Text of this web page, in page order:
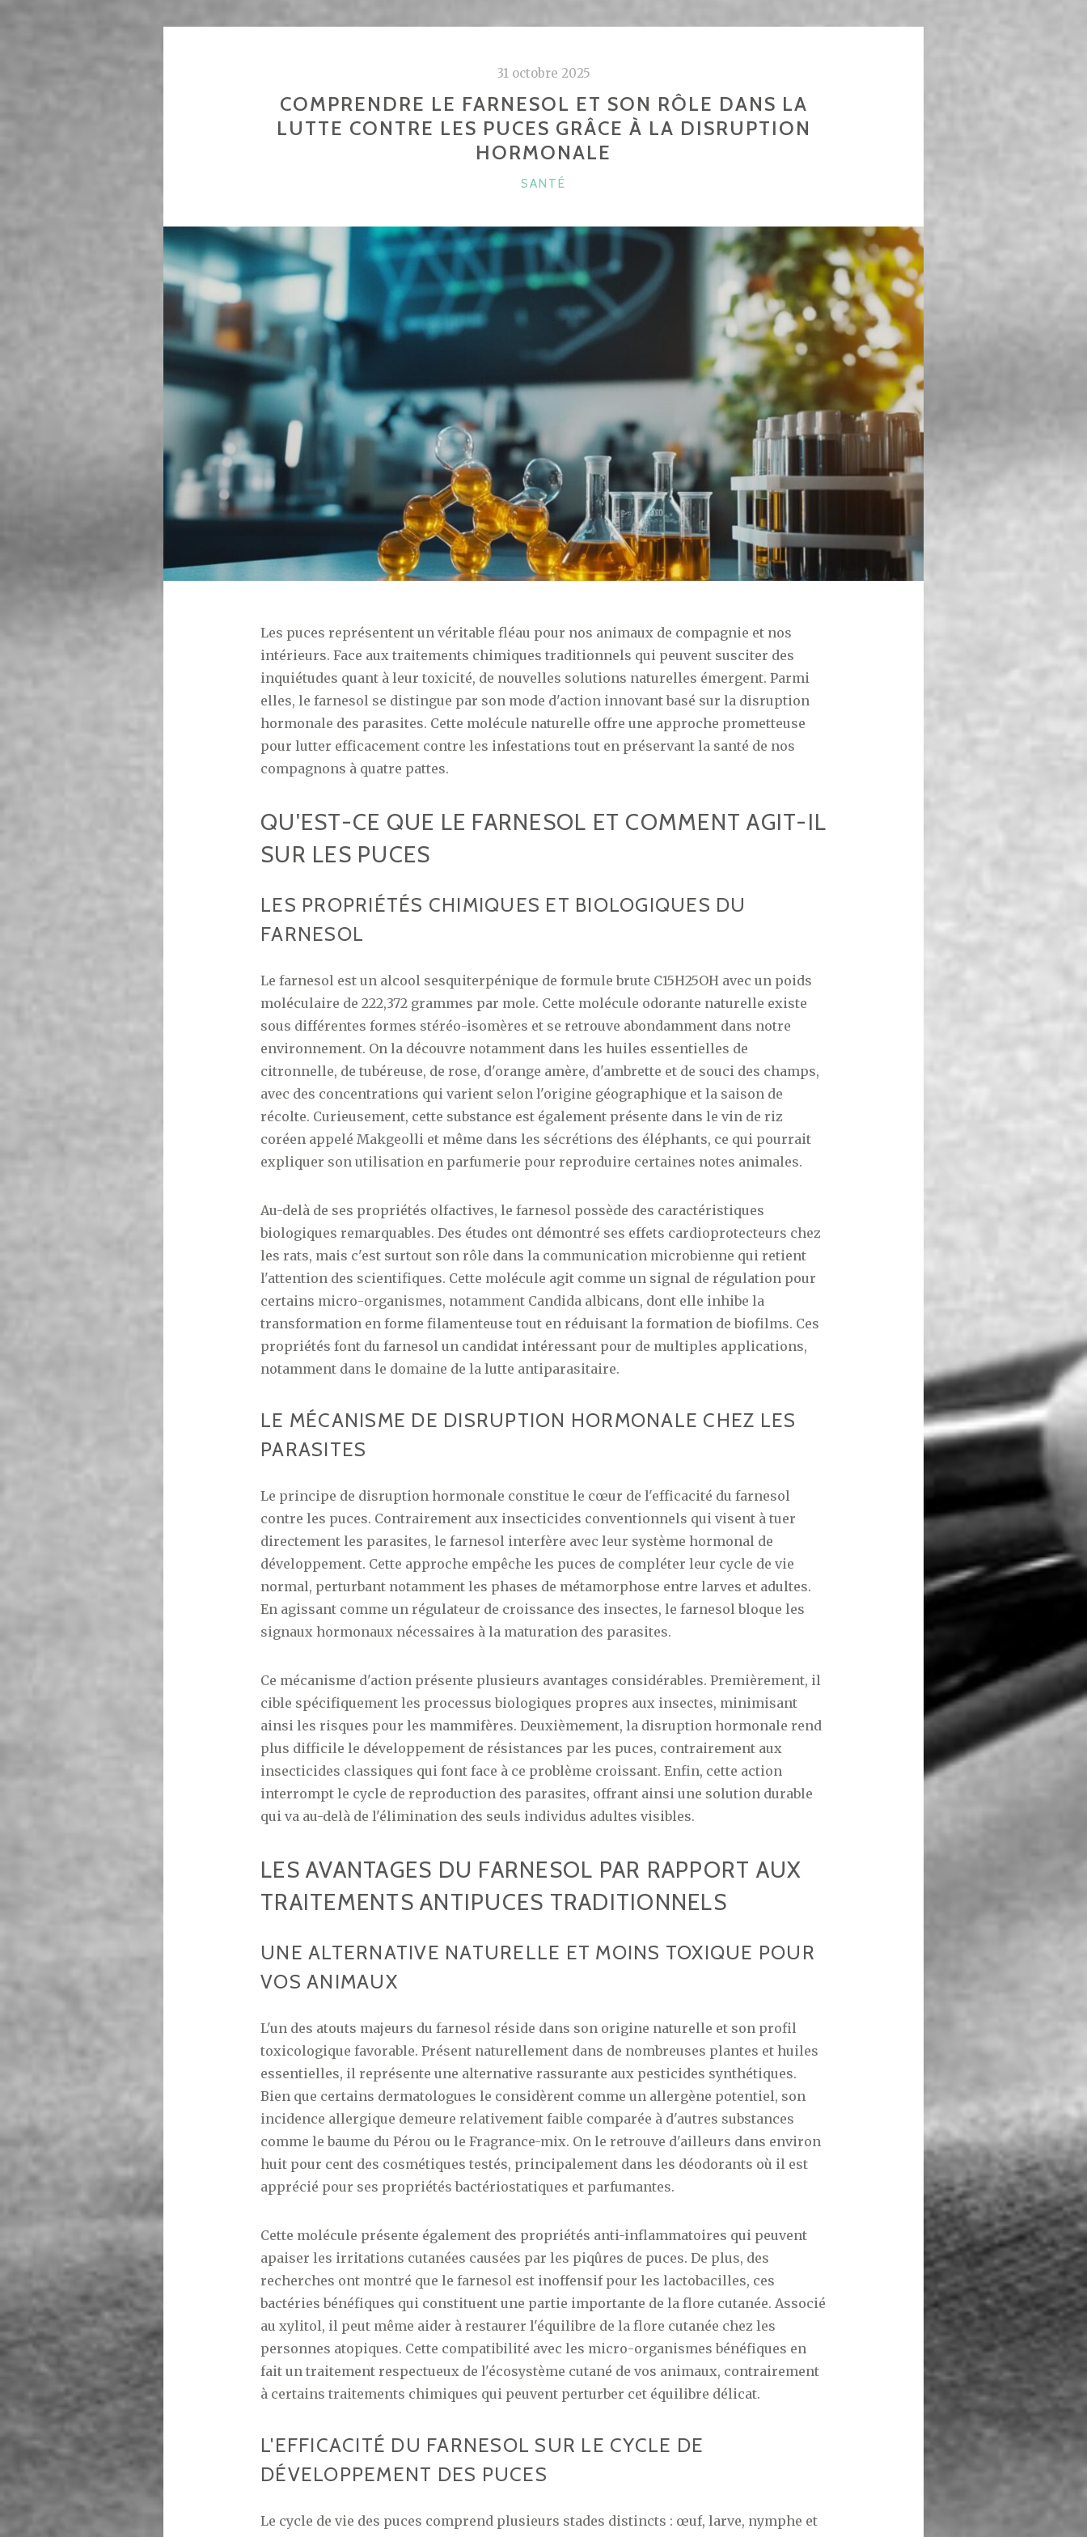
31 octobre 2025
COMPRENDRE LE FARNESOL ET SON RÔLE DANS LA
LUTTE CONTRE LES PUCES GRÂCE À LA DISRUPTION
HORMONALE
CATÉGORIES
SANTÉ
Les puces représentent un véritable fléau pour nos animaux de compagnie et nos
intérieurs. Face aux traitements chimiques traditionnels qui peuvent susciter des
inquiétudes quant à leur toxicité, de nouvelles solutions naturelles émergent. Parmi
elles, le farnesol se distingue par son mode d'action innovant basé sur la disruption
hormonale des parasites. Cette molécule naturelle offre une approche prometteuse
pour lutter efficacement contre les infestations tout en préservant la santé de nos
compagnons à quatre pattes.
QU'EST-CE QUE LE FARNESOL ET COMMENT AGIT-IL
SUR LES PUCES
LES PROPRIÉTÉS CHIMIQUES ET BIOLOGIQUES DU
FARNESOL
Le farnesol est un alcool sesquiterpénique de formule brute C15H25OH avec un poids
moléculaire de 222,372 grammes par mole. Cette molécule odorante naturelle existe
sous différentes formes stéréo-isomères et se retrouve abondamment dans notre
environnement. On la découvre notamment dans les huiles essentielles de
citronnelle, de tubéreuse, de rose, d'orange amère, d'ambrette et de souci des champs,
avec des concentrations qui varient selon l'origine géographique et la saison de
récolte. Curieusement, cette substance est également présente dans le vin de riz
coréen appelé Makgeolli et même dans les sécrétions des éléphants, ce qui pourrait
expliquer son utilisation en parfumerie pour reproduire certaines notes animales.
Au-delà de ses propriétés olfactives, le farnesol possède des caractéristiques
biologiques remarquables. Des études ont démontré ses effets cardioprotecteurs chez
les rats, mais c'est surtout son rôle dans la communication microbienne qui retient
l'attention des scientifiques. Cette molécule agit comme un signal de régulation pour
certains micro-organismes, notamment Candida albicans, dont elle inhibe la
transformation en forme filamenteuse tout en réduisant la formation de biofilms. Ces
propriétés font du farnesol un candidat intéressant pour de multiples applications,
notamment dans le domaine de la lutte antiparasitaire.
LE MÉCANISME DE DISRUPTION HORMONALE CHEZ LES
PARASITES
Le principe de disruption hormonale constitue le cœur de l'efficacité du farnesol
contre les puces. Contrairement aux insecticides conventionnels qui visent à tuer
directement les parasites, le farnesol interfère avec leur système hormonal de
développement. Cette approche empêche les puces de compléter leur cycle de vie
normal, perturbant notamment les phases de métamorphose entre larves et adultes.
En agissant comme un régulateur de croissance des insectes, le farnesol bloque les
signaux hormonaux nécessaires à la maturation des parasites.
Ce mécanisme d'action présente plusieurs avantages considérables. Premièrement, il
cible spécifiquement les processus biologiques propres aux insectes, minimisant
ainsi les risques pour les mammifères. Deuxièmement, la disruption hormonale rend
plus difficile le développement de résistances par les puces, contrairement aux
insecticides classiques qui font face à ce problème croissant. Enfin, cette action
interrompt le cycle de reproduction des parasites, offrant ainsi une solution durable
qui va au-delà de l'élimination des seuls individus adultes visibles.
LES AVANTAGES DU FARNESOL PAR RAPPORT AUX
TRAITEMENTS ANTIPUCES TRADITIONNELS
UNE ALTERNATIVE NATURELLE ET MOINS TOXIQUE POUR
VOS ANIMAUX
L'un des atouts majeurs du farnesol réside dans son origine naturelle et son profil
toxicologique favorable. Présent naturellement dans de nombreuses plantes et huiles
essentielles, il représente une alternative rassurante aux pesticides synthétiques.
Bien que certains dermatologues le considèrent comme un allergène potentiel, son
incidence allergique demeure relativement faible comparée à d'autres substances
comme le baume du Pérou ou le Fragrance-mix. On le retrouve d'ailleurs dans environ
huit pour cent des cosmétiques testés, principalement dans les déodorants où il est
apprécié pour ses propriétés bactériostatiques et parfumantes.
Cette molécule présente également des propriétés anti-inflammatoires qui peuvent
apaiser les irritations cutanées causées par les piqûres de puces. De plus, des
recherches ont montré que le farnesol est inoffensif pour les lactobacilles, ces
bactéries bénéfiques qui constituent une partie importante de la flore cutanée. Associé
au xylitol, il peut même aider à restaurer l'équilibre de la flore cutanée chez les
personnes atopiques. Cette compatibilité avec les micro-organismes bénéfiques en
fait un traitement respectueux de l'écosystème cutané de vos animaux, contrairement
à certains traitements chimiques qui peuvent perturber cet équilibre délicat.
L'EFFICACITÉ DU FARNESOL SUR LE CYCLE DE
DÉVELOPPEMENT DES PUCES
Le cycle de vie des puces comprend plusieurs stades distincts : œuf, larve, nymphe et